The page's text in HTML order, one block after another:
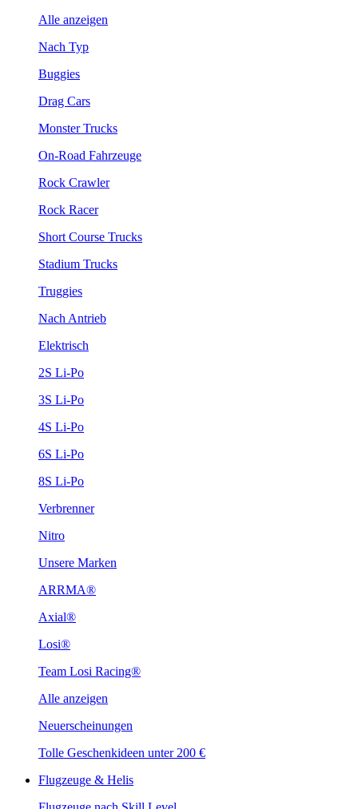
Alle anzeigen
Nach Typ
Buggies
Drag Cars
Monster Trucks
On-Road Fahrzeuge
Rock Crawler
Rock Racer
Short Course Trucks
Stadium Trucks
Truggies
Nach Antrieb
Elektrisch
2S Li-Po
3S Li-Po
4S Li-Po
6S Li-Po
8S Li-Po
Verbrenner
Nitro
Unsere Marken
ARRMA®
Axial®
Losi®
Team Losi Racing®
Alle anzeigen
Neuerscheinungen
Tolle Geschenkideen unter 200 €
Flugzeuge & Helis